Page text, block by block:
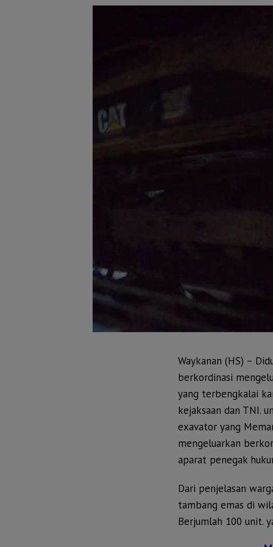
Waykanan (HS) –
berkordinasi
yang terbengkalai
kejaksaan dan TNI.
exavator yang
mengeluarkan
aparat penegak
Dari penjelasan
tambang emas di
Berjumlah 100 unit.